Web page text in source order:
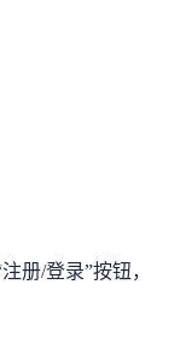
册/登录”按钮，